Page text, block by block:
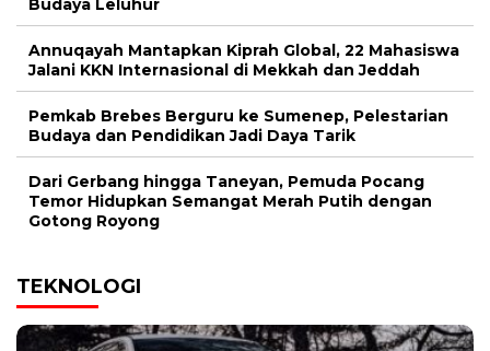
Budaya Leluhur
Annuqayah Mantapkan Kiprah Global, 22 Mahasiswa
Jalani KKN Internasional di Mekkah dan Jeddah
Pemkab Brebes Berguru ke Sumenep, Pelestarian
Budaya dan Pendidikan Jadi Daya Tarik
Dari Gerbang hingga Taneyan, Pemuda Pocang
Temor Hidupkan Semangat Merah Putih dengan
Gotong Royong
TEKNOLOGI